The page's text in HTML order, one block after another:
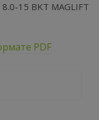
15 BKT MAGLIFT
PDF